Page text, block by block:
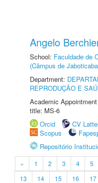
Angelo
School: Faculdade de
(Câmpus de
Department:
REPRODUÇÃO E
Academic
title: MS-6
Orcid
CV
Scopus
Repositório
« 1 2 3 4 5
13
14 15 16 17